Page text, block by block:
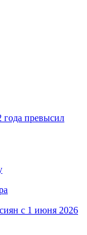
превысил
с 1 июня 2026